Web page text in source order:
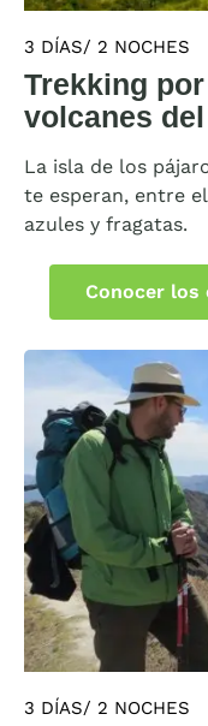
3 DÍAS/ 2 NOCHES
Trekking
volcanes
La isla de los
te esperan, entre
azules y fragatas.
Conocer los
3 DÍAS/ 2 NOCHES